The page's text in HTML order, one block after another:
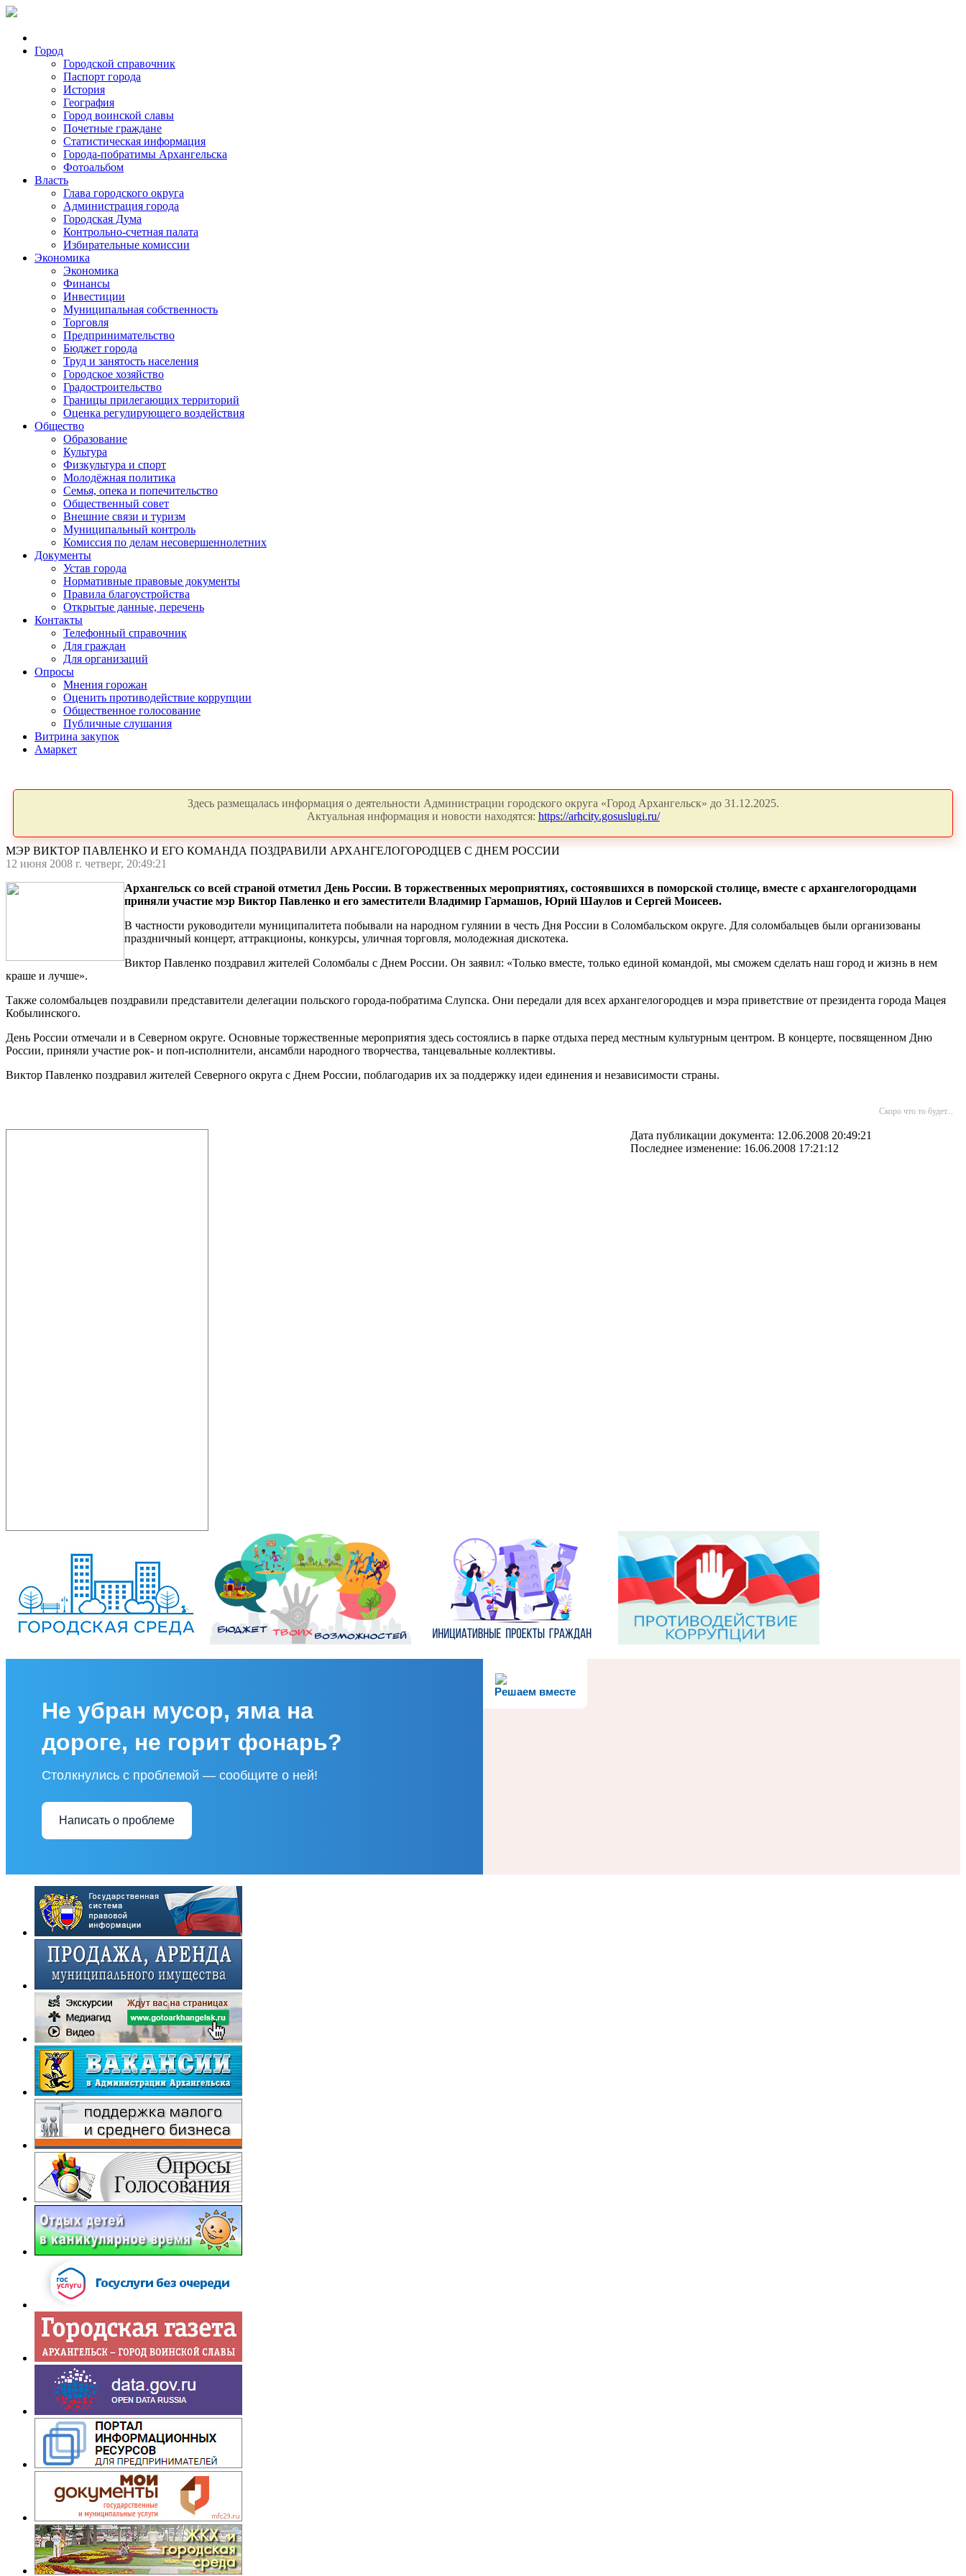
Город
Городской справочник
Паспорт города
История
География
Город воинской славы
Почетные граждане
Статистическая информация
Города-побратимы Архангельска
Фотоальбом
Власть
Глава городского округа
Администрация города
Городская Дума
Контрольно-счетная палата
Избирательные комиссии
Экономика
Экономика
Финансы
Инвестиции
Муниципальная собственность
Торговля
Предпринимательство
Бюджет города
Труд и занятость населения
Городское хозяйство
Градостроительство
Границы прилегающих территорий
Оценка регулирующего воздействия
Общество
Образование
Культура
Физкультура и спорт
Молодёжная политика
Семья, опека и попечительство
Общественный совет
Внешние связи и туризм
Муниципальный контроль
Комиссия по делам несовершеннолетних
Документы
Устав города
Нормативные правовые документы
Правила благоустройства
Открытые данные, перечень
Контакты
Телефонный справочник
Для граждан
Для организаций
Опросы
Мнения горожан
Оценить противодействие коррупции
Общественное голосование
Публичные слушания
Витрина закупок
Амаркет
Здесь размещалась информация о деятельности Администрации городского округа «Город Архангельск» до 31.12.2025.
Актуальная информация и новости находятся: https://arhcity.gosuslugi.ru/
МЭР ВИКТОР ПАВЛЕНКО И ЕГО КОМАНДА ПОЗДРАВИЛИ АРХАНГЕЛОГОРОДЦЕВ С ДНЕМ РОССИИ
12 июня 2008 г. четверг, 20:49:21
Архангельск со всей страной отметил День России. В торжественных мероприятиях, состоявшихся в поморской столице, вместе с архангелогородцами
приняли участие мэр Виктор Павленко и его заместители Владимир Гармашов, Юрий Шаулов и Сергей Моисеев.
В частности руководители муниципалитета побывали на народном гулянии в честь Дня России в Соломбальском округе. Для соломбальцев были организованы
праздничный концерт, аттракционы, конкурсы, уличная торговля, молодежная дискотека.
Виктор Павленко поздравил жителей Соломбалы с Днем России. Он заявил: «Только вместе, только единой командой, мы сможем сделать наш город и жизнь в нем
краше и лучше».
Также соломбальцев поздравили представители делегации польского города-побратима Слупска. Они передали для всех архангелогородцев и мэра приветствие от президента города Мацея
Кобылинского.
День России отмечали и в Северном округе. Основные торжественные мероприятия здесь состоялись в парке отдыха перед местным культурным центром. В концерте, посвященном Дню
России, приняли участие рок- и поп-исполнители, ансамбли народного творчества, танцевальные коллективы.
Виктор Павленко поздравил жителей Северного округа с Днем России, поблагодарив их за поддержку идеи единения и независимости страны.
Скоро что то будет...
Дата публикации документа: 12.06.2008 20:49:21
Последнее изменение: 16.06.2008 17:21:12
Решаем вместе
Не убран мусор, яма на
дороге, не горит фонарь?
Столкнулись с проблемой — сообщите о ней!
Написать о проблеме